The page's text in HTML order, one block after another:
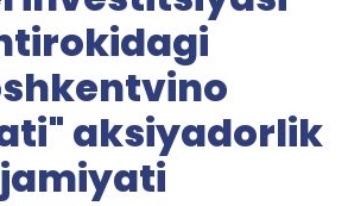
aksiyadorlik
jamiyati